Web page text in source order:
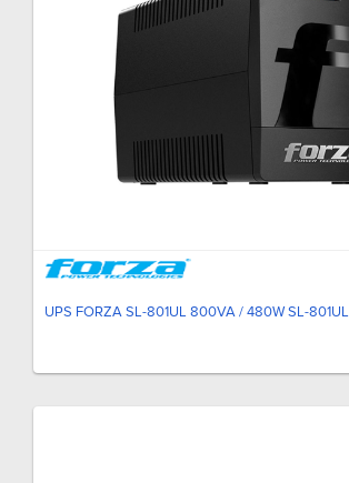
UPS FORZA SL-801UL 800VA / 480W SL-801UL